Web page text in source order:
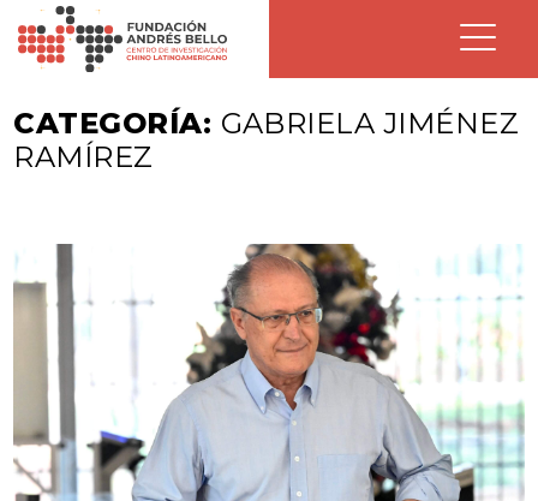
CATEGORÍA: GABRIELA JIMÉNEZ
RAMÍREZ